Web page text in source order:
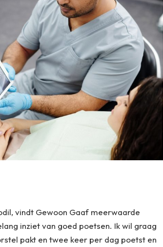
vindt Gewoon Gaaf meerwaarde
inziet van goed poetsen. Ik wil graag
pakt en twee keer per dag poetst en